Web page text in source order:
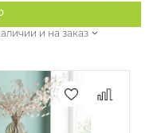
и на заказ